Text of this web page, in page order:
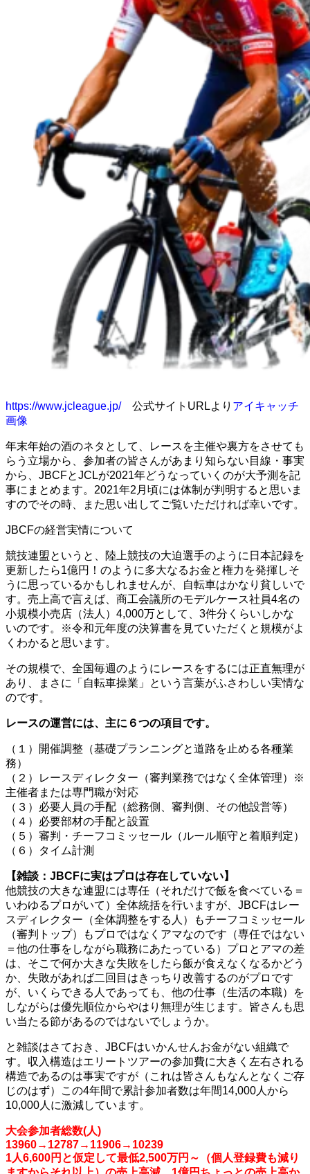
https://www.jcleague.jp/公式サイトURLより アイキャッチ
画像
年末年始の酒のネタとして、レースを主催や裏方をさせても
らう立場から、参加者の皆さんがあまり知らない目線・事実
から、JBCFとJCLが2021年どうなっていくのが大予測を記
事にまとめます。2021年2月頃には体制が判明すると思いま
すのでその時、また思い出してご覧いただければ幸いです。
JBCFの経営実情について
競技連盟というと、陸上競技の大迫選手のように日本記録を
更新したら1億円！のように多大なるお金と権力を発揮しそ
うに思っているかもしれませんが、自転車はかなり貧しいで
す。売上高で言えば、商工会議所のモデルケース社員4名の
小規模小売店（法人）4,000万として、3件分くらいしかな
いのです。※令和元年度の決算書を見ていただくと規模がよ
くわかると思います。
その規模で、全国毎週のようにレースをするには正直無理が
あり、まさに「自転車操業」という言葉がふさわしい実情な
のです。
レースの運営には、主に６つの項目です。
（１）開催調整（基礎プランニングと道路を止める各種業
務）
（２）レースディレクター（審判業務ではなく全体管理）※
主催者または専門職が対応
（３）必要人員の手配（総務側、審判側、その他設営等）
（４）必要部材の手配と設置
（５）審判・チーフコミッセール（ルール順守と着順判定）
（６）タイム計測
【雑談：JBCFに実はプロは存在していない】
他競技の大きな連盟には専任（それだけで飯を食べている＝
いわゆるプロがいて）全体統括を行いますが、JBCFはレー
スディレクター（全体調整をする人）もチーフコミッセール
（審判トップ）もプロではなくアマなのです（専任ではない
＝他の仕事をしながら職務にあたっている）プロとアマの差
は、そこで何か大きな失敗をしたら飯が食えなくなるかどう
か、失敗があれば二回目はきっちり改善するのがプロです
が、いくらできる人であっても、他の仕事（生活の本職）を
しながらは優先順位からやはり無理が生じます。皆さんも思
い当たる節があるのではないでしょうか。
と雑談はさておき、JBCFはいかんせんお金がない組織で
す。収入構造はエリートツアーの参加費に大きく左右される
構造であるのは事実ですが（これは皆さんもなんとなくご存
じのはず）この4年間で累計参加者数は年間14,000人から
10,000人に激減しています。
大会参加者総数(人)
13960→12787→11906→10239
1人6,600円と仮定して最低2,500万円～（個人登録費も減り